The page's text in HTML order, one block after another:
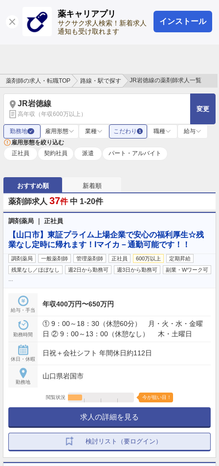
薬キャリアプリ
サクサク求人検索！新着求人
通知も受け取れます
インストール
ログイン 会員登録
薬剤師の求人・転職TOP 路線・駅で探す JR岩徳線の薬剤師求人一覧
JR岩徳線
高年収（年収600万以上）
変更
勤務地 ✓ 雇用形態 業種 こだわり 1 職種
給与
雇用形態を絞り込む
正社員
契約社員 派遣 パート・アルバイト
おすすめ順 新着順
薬剤師求人 37件 中 1-20件
調剤薬局 ｜ 正社員
【山口市】東証プライム上場企業で安心の福利厚生☆残
業なし定時に帰れます！Iマイカ－通勤可能です！！
調剤薬局 一般薬剤師 管理薬剤師 正社員 600万以上
定期昇給
残業なし／ほぼなし
週2日から勤務可 週3日から勤務可 副業・Wワーク可
給与・手当
年収400万円〜650万円
勤務時間
① 9：00～18：30（休憩60分） 月・火・水・金曜
日 ② 9：00～13：00（休憩なし） 木・土曜日
休日・休暇
日祝＋会社シフト 年間休日約112日
勤務地
山口県岩国市
閲覧状況 今が狙い目！
求人の詳細を見る
検討リスト（要ログイン）